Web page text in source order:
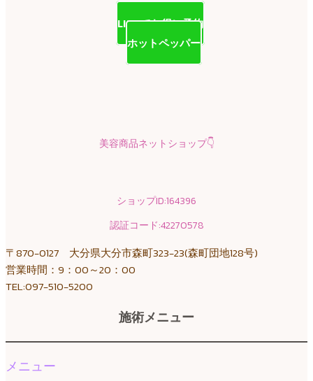
LINEでお得に予約
ホットペッパー
美容商品ネットショップ👇
ショップID:164396
認証コード:42270578
〒870-0127 大分県大分市森町323-23(森町団地128号)
営業時間：9：00～20：00
TEL:097-510-5200
施術メニュー
メニュー